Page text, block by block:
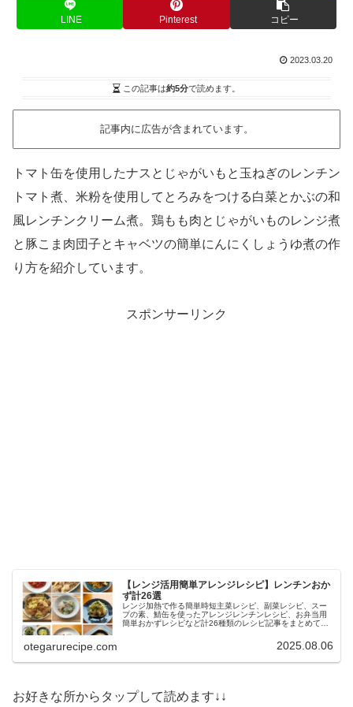
LINE Pinterest コピー
2023.03.20
この記事は約5分で読めます。
記事内に広告が含まれています。
トマト缶を使用したナスとじゃがいもと玉ねぎのレンチン
トマト煮、米粉を使用してとろみをつける白菜とかぶの和
風レンチンクリーム煮。鶏もも肉とじゃがいものレンジ煮
と豚こま肉団子とキャベツの簡単にんにくしょうゆ煮の作
り方を紹介しています。
スポンサーリンク
【レンジ活用簡単アレンジレシピ】レンチンおか
ず計26選
レンジ加熱で作る簡単時短主菜レシピ、副菜レシピ、スー
プの素、鯖缶を使ったアレンジレンチンレシピ、お弁当用
簡単おかずレシピなど計26種類のレシピ記事をまとめてい
otegarurecipe.com 2025.08.06
お好きな所からタップして読めます↓↓